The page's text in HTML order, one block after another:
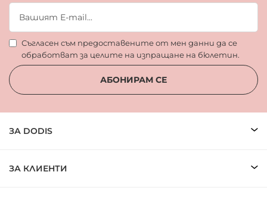
Съгласен съм предоставените от мен данни да се
обработват за целите на изпращане на бюлетин.
АБОНИРАМ СЕ
ЗА DODIS
ЗА КЛИЕНТИ